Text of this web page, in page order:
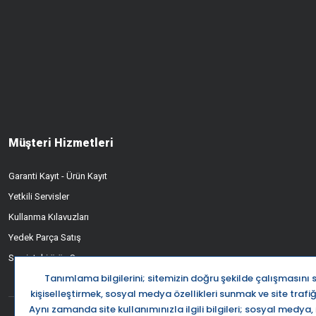
Müşteri Hizmetleri
Garanti Kayıt - Ürün Kayıt
Yetkili Servisler
Kullanma Kılavuzları
Yedek Parça Satış
Servisteki ürün Sorgusu
Destek